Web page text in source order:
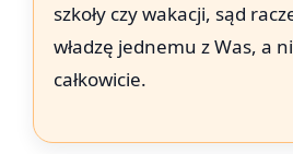
szkoły czy wakacji, sąd
władzę jednemu z Was, a
całkowicie.